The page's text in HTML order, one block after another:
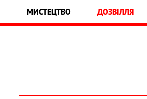
МИСТЕЦТВО ДОЗВІЛЛЯ